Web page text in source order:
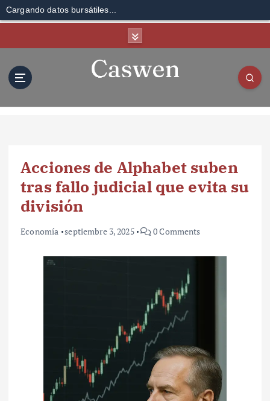
Cargando datos bursátiles...
Acciones de Alphabet suben
tras fallo judicial que evita su
división
Economía septiembre 3, 2025 0 Comments